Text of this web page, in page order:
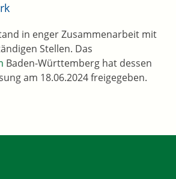
in enger Zusammenarbeit mit
Stellen. Das
Baden-Württemberg hat dessen
am 18.06.2024 freigegeben.